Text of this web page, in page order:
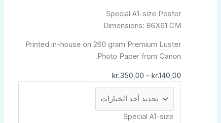
Special A1-size Poster
Dimensions: 86X61 CM
Printed in-house on 260 gram Premium Luster
Photo Paper from Canon.
kr.140,00
–
kr.350,00
Special A1-size